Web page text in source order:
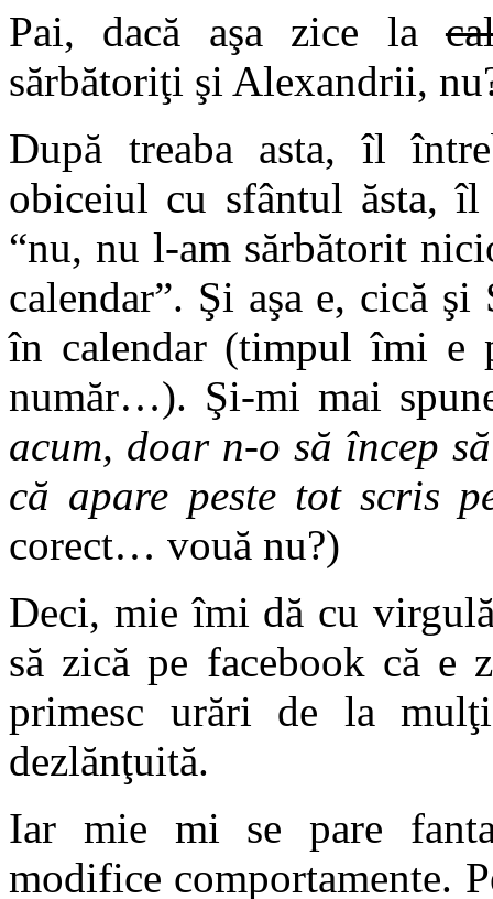
Pai, dacă aşa zice la
sărbătoriţi şi Alexandrii,
După treaba asta, îl
obiceiul cu sfântul ăsta, îl
“nu, nu l-am sărbătorit
calendar”. Şi aşa e, cică
în calendar (timpul îmi e
număr…). Şi-mi mai
acum, doar n-o să încep
că apare peste tot scris
corect… vouă nu?)
Deci, mie îmi dă cu
să zică pe facebook că
primesc urări de la
dezlănţuită.
Iar mie mi se pare
modifice comportamente.